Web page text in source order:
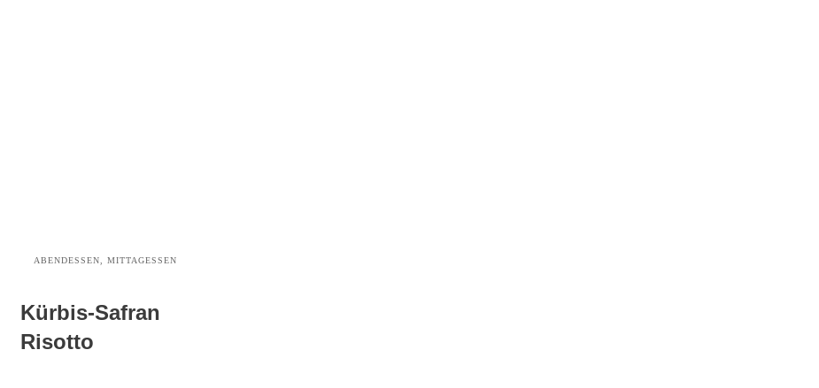
ABENDESSEN, MITTAGESSEN
Kürbis-Safran
Risotto